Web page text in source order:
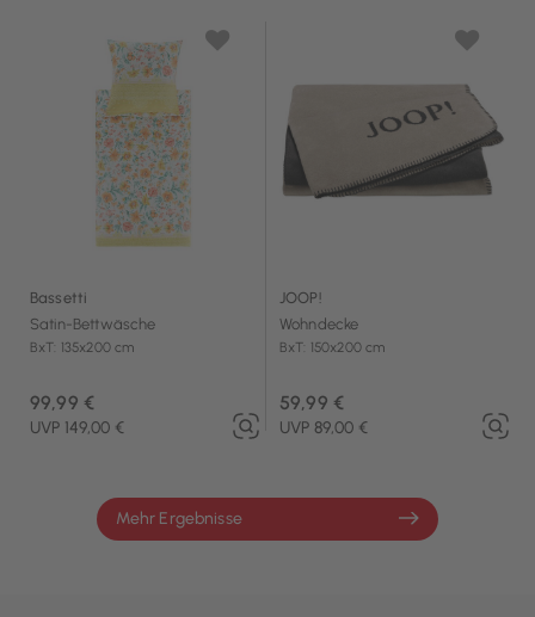
Bassetti
Satin-Bettwäsche
BxT: 135x200 cm
99,99 €
UVP 149,00 €
JOOP!
Wohndecke
BxT: 150x200 cm
59,99 €
UVP 89,00 €
Mehr Ergebnisse